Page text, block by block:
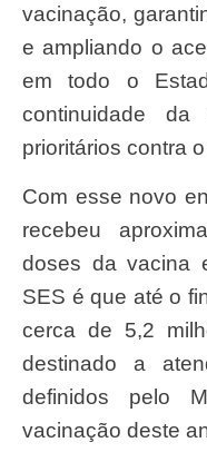
vacinação,
e ampliando o
em todo o
continuidade da
prioritários contra
Com esse novo envio, o Rio Grande do Sul já
recebeu
doses da vacina
SES é que até o
cerca de 5,2
destinado a
definidos pelo
vacinação deste